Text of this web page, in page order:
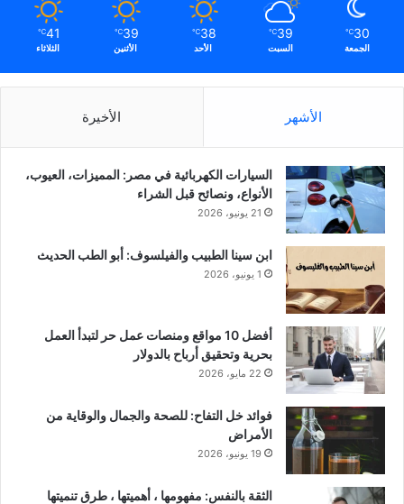
30
℃
الجمعة
39
℃
السبت
38
℃
الأحد
39
℃
الأثنين
41
℃
الثلاثاء
الأشهر الأخيرة
السيارات الكهربائية في مصر: المميزات، العيوب،
الأنواع، ونصائح قبل الشراء
21 يونيو، 2026
ابن سينا الطبيب والفيلسوف: أبو الطب الحديث
1 يونيو، 2026
أفضل 10 مواقع ومنصات عمل حر لتبدأ العمل
بحرية وتحقيق أرباح بالدولار
22 مايو، 2026
فوائد خل التفاح: للصحة والجمال والوقاية من
الأمراض
19 يونيو، 2026
الثقة بالنفس: مفهومها ، أهميتها ، طرق تنميتها